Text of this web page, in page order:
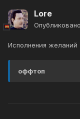
Lore
Опубликовано
Исполнения желаний
оффтоп